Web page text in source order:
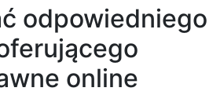
odpowiedniego
online